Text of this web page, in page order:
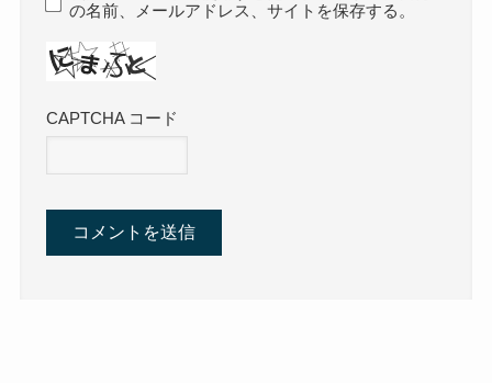
の名前、メールアドレス、サイトを保存する。
CAPTCHA コード